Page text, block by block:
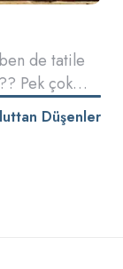
de tatile
Pek çok…
Düşenler